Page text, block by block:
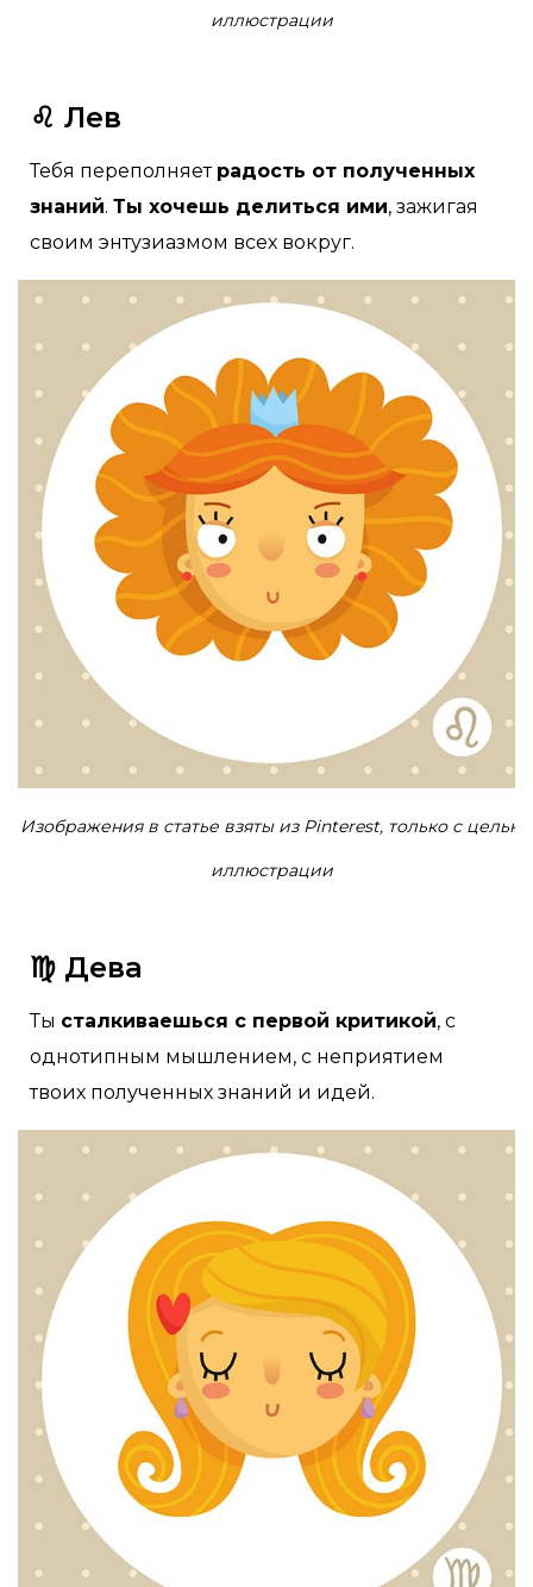
иллюстрации
♌ Лев
Тебя переполняет радость от полученных
знаний. Ты хочешь делиться ими, зажигая
своим энтузиазмом всех вокруг.
Изображения в статье взяты из Pinterest, только с целью
иллюстрации
♍ Дева
Ты сталкиваешься с первой критикой, с
однотипным мышлением, с неприятием
твоих полученных знаний и идей.